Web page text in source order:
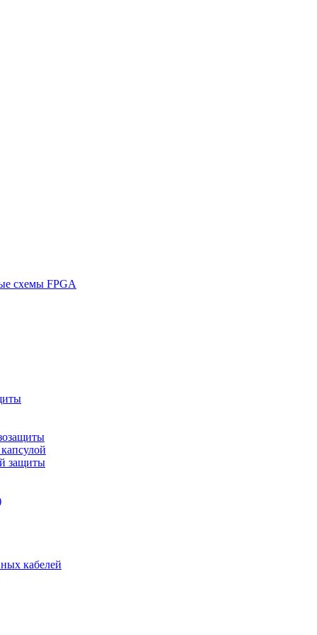
схемы FPGA
защиты
кабелей